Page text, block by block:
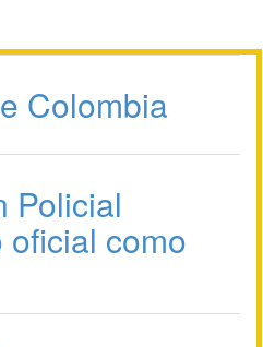
Colombia
Policial
como